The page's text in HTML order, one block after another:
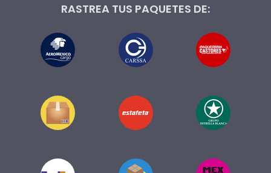
RASTREA TUS PAQUETES DE: